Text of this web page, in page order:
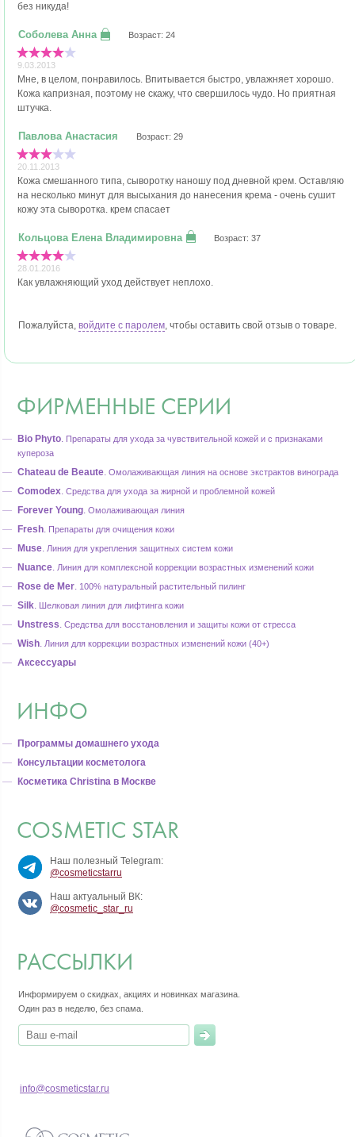
без никуда!
Возраст: 24
9.03.2013
Мне, в целом, понравилось. Впитывается быстро, увлажняет хорошо.
Кожа капризная, поэтому не скажу, что свершилось чудо. Но приятная
штучка.
Возраст: 29
20.11.2013
Кожа смешанного типа, сыворотку наношу под дневной крем. Оставляю
на несколько минут для высыхания до нанесения крема - очень сушит
кожу эта сыворотка. крем спасает
Возраст: 37
28.01.2016
Как увлажняющий уход действует неплохо.
Пожалуйста, войдите с паролем , чтобы оставить свой отзыв о товаре.
ФИРМЕННЫЕ СЕРИИ
Bio Phyto Препараты для ухода за чувствительной кожей и с признаками
купероза
Chateau de Beaute Омолаживающая линия на основе экстрактов винограда
Comodex Средства для ухода за жирной и проблемной кожей
Forever Young Омолаживающая линия
Fresh Препараты для очищения кожи
Muse Линия для укрепления защитных систем кожи
Nuance Линия для комплексной коррекции возрастных изменений кожи
Rose de Mer 100% натуральный растительный пилинг
Silk Шелковая линия для лифтинга кожи
Unstress Средства для восстановления и защиты кожи от стресса
Wish Линия для коррекции возрастных изменений кожи (40+)
Аксессуары
ИНФО
Программы домашнего ухода
Консультации косметолога
Косметика Christina в Москве
COSMETIC STAR
Наш полезный Telegram:
@cosmeticstarru
Наш актуальный ВК:
@cosmetic_star_ru
РАССЫЛКИ
Информируем о скидках, акциях и новинках магазина.
Один раз в неделю, без спама.
info@cosmeticstar.ru